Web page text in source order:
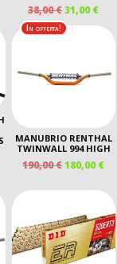
38,00€IL
PREZZO
ORIGINALE
31,00€IL
In offerta!
MANUBRIO RENTHAL
TWINWALL 994 HIGH
190,00€IL
ORIGINALE
190,00 €.
180,00€IL